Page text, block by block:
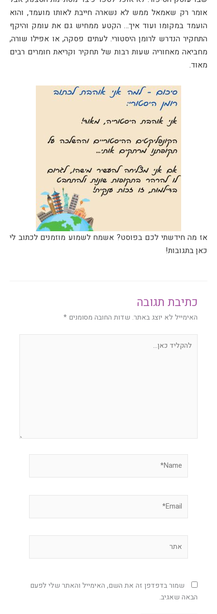
אומר רק שאמאל ממש לא נשארה חייבת לאותו מועמד, והוא
הועמד במקומו ועוד איך… הקטע ממחיש גם את עומק והיקף
התחקיר הנדרש לרומן היסטורי. לעתים פסקה, או אפילו שורה,
מחביאה מאחוריה שעות רבות של תחקיר וקריאת חומרים רבים
מאוד.
אז מה חידשתי לכם בפוסט? אשמח לשמוע מוזמנים לכתוב לי
כאן בתגובות!
כתיבת תגובה
האימייל לא יוצג באתר. שדות החובה מסומנים *
כאן...
שמור בדפדפן זה את השם, האימייל והאתר שלי לפעם
הבאה שאגיב.